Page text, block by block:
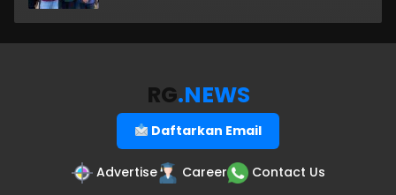
RG.NEWS
Daftarkan Email
Advertise Career Contact Us